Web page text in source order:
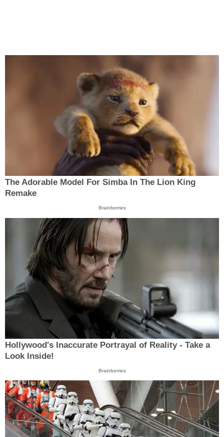
The Adorable Model For Simba In The Lion King
Remake
Brainberries
Hollywood's Inaccurate Portrayal of Reality - Take a
Look Inside!
Brainberries